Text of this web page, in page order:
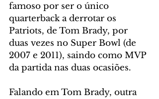
famoso por ser o único
quarterback a derrotar os
Patriots, de Tom Brady, por
duas vezes no Super Bowl (de
2007 e 2011), saindo como MVP
da partida nas duas ocasiões.
Falando em Tom Brady, outra